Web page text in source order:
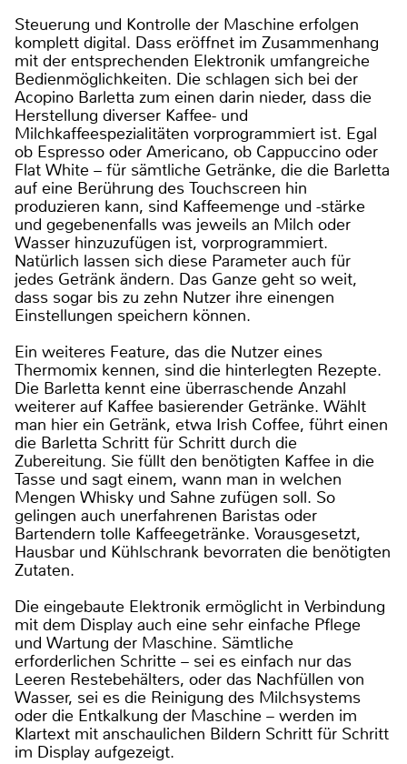
Steuerung und Kontrolle der Maschine erfolgen
komplett digital. Dass eröffnet im Zusammenhang
mit der entsprechenden Elektronik umfangreiche
Bedienmöglichkeiten. Die schlagen sich bei der
Acopino Barletta zum einen darin nieder, dass die
Herstellung diverser Kaffee- und
Milchkaffeespezialitäten vorprogrammiert ist. Egal
ob Espresso oder Americano, ob Cappuccino oder
Flat White – für sämtliche Getränke, die die Barletta
auf eine Berührung des Touchscreen hin
produzieren kann, sind Kaffeemenge und -stärke
und gegebenenfalls was jeweils an Milch oder
Wasser hinzuzufügen ist, vorprogrammiert.
Natürlich lassen sich diese Parameter auch für
jedes Getränk ändern. Das Ganze geht so weit,
dass sogar bis zu zehn Nutzer ihre einengen
Einstellungen speichern können.
Ein weiteres Feature, das die Nutzer eines
Thermomix kennen, sind die hinterlegten Rezepte.
Die Barletta kennt eine überraschende Anzahl
weiterer auf Kaffee basierender Getränke. Wählt
man hier ein Getränk, etwa Irish Coffee, führt einen
die Barletta Schritt für Schritt durch die
Zubereitung. Sie füllt den benötigten Kaffee in die
Tasse und sagt einem, wann man in welchen
Mengen Whisky und Sahne zufügen soll. So
gelingen auch unerfahrenen Baristas oder
Bartendern tolle Kaffeegetränke. Vorausgesetzt,
Hausbar und Kühlschrank bevorraten die benötigten
Zutaten.
Die eingebaute Elektronik ermöglicht in Verbindung
mit dem Display auch eine sehr einfache Pflege
und Wartung der Maschine. Sämtliche
erforderlichen Schritte – sei es einfach nur das
Leeren Restebehälters, oder das Nachfüllen von
Wasser, sei es die Reinigung des Milchsystems
oder die Entkalkung der Maschine – werden im
Klartext mit anschaulichen Bildern Schritt für Schritt
im Display aufgezeigt.